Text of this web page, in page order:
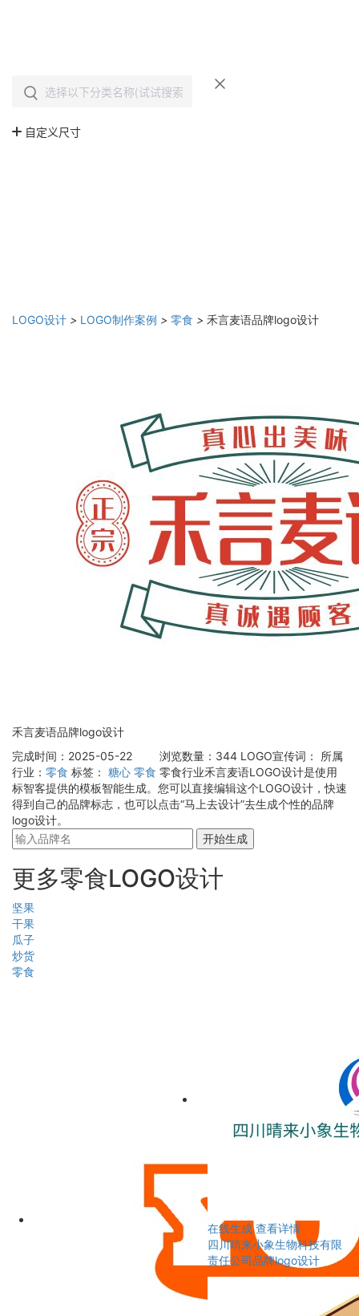
LOGO设计 > LOGO制作案例 > 零食 > 禾言麦语品牌logo设计
禾言麦语品牌logo设计
完成时间：2025-05-22
浏览数量：344 LOGO宣传词：
所属
行业： 零食 标签： 糖心 零食 零食行业禾言麦语LOGO设计是使用
标智客提供的模板智能生成。您可以直接编辑这个LOGO设计，快速
得到自己的品牌标志，也可以点击“马上去设计”去生成个性的品牌
logo设计。
开始生成
更多零食LOGO设计
坚果
干果
瓜子
炒货
零食
在线生成 查看详情
四川晴来小象生物科技有限
责任公司品牌logo设计